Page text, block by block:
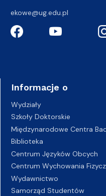
ekowe@ug.edu.pl
Informacje o
Wydziały
Szkoły Doktorskie
Międzynarodowe Centra
Biblioteka
Centrum Języków Obcych
Centrum Wychowania
Wydawnictwo
Samorząd Studentów